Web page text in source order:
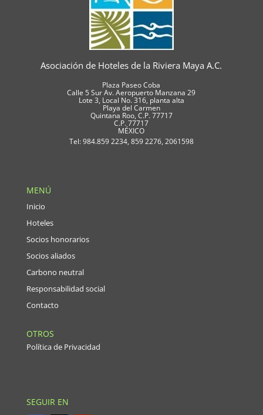
Asociación de Hoteles de la Riviera Maya A.C.
Plaza Paseo Coba
Calle 5 Sur Av. Aeropuerto Manzana 29
Lote 3, Local No. 316, planta alta
Playa del Carmen
Quintana Roo, C.P. 77717
C.P. 77717
MÉXICO
Tel: 984.859 2234, 859 2276, 2061598
MENÚ
Inicio
Hoteles
Socios honorarios
Socios aliados
Carbono neutral
Responsabilidad social
Contacto
OTROS
Política de Privacidad
SEGUIR EN